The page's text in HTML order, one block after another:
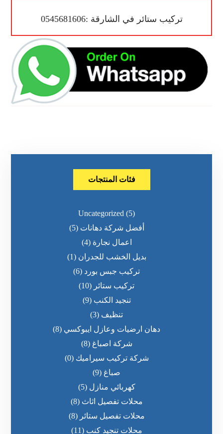
تركيب ستائر في الشارقة :0545681606
فئات المنتجات
Uncategorized (5)
أفضل شركة دهانات (5)
اعمال نجارة (4)
بديل الخشب للجدران (1)
تركيب جبس بورد (6)
تركيب ستائر (10)
تنجيد الكنب (9)
تنظيف (3)
دهان ارضيات وعازل ايبوكسي (8)
شركة اصباغ (8)
شركة تركيب سيراميك (0)
صباغ (9)
كهربائي منازل (5)
محلات تفصيل اثاث (8)
محلات تفصيل ستائر (8)
محلات تنجيد كنب (11)